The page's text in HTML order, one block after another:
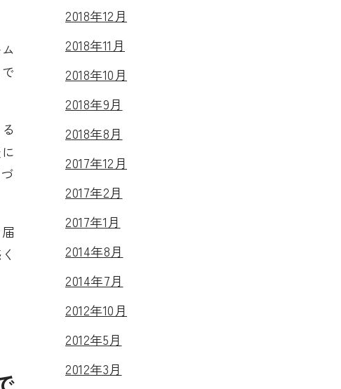
2018年12月
2018年11月
2018年10月
2018年9月
2018年8月
2017年12月
2017年2月
2017年1月
2014年8月
2014年7月
2012年10月
2012年5月
2012年3月